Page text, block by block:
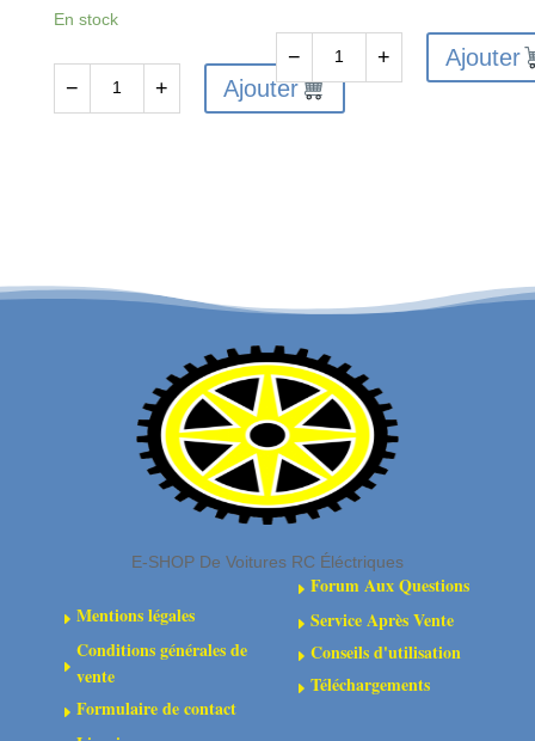
En stock
transmission
− + Ajouter
de
transmission
CVD
(2)
− + Ajouter
E-SHOP De Voitures RC Éléctriques
EMentions légales
E
Conditions générales de
vente
EFormulaire de contact
E Forum Aux Questions
E Service Après Vente
E Conseils d'utilisation
E Téléchargements